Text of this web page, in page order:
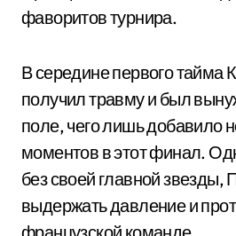
фаворитов турнира.
В середине первого тайма
получил травму и был
поле, чего лишь добавило
моментов в этот финал.
без своей главной звезды,
выдержать давление и